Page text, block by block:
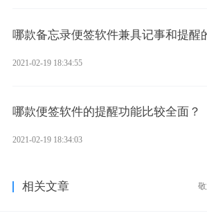
哪款备忘录便签软件兼具记事和提醒
2021-02-19 18:34:55
哪款便签软件的提醒功能比较全面？
2021-02-19 18:34:03
相关文章